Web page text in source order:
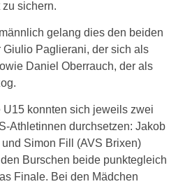
sichern.
gelang dies den beiden
Giulio Paglierani, der sich als
Daniel Oberrauch, der als
konnten sich jeweils zwei
Athletinnen durchsetzen: Jakob
Simon Fill (AVS Brixen)
Burschen beide punktegleich
Finale. Bei den Mädchen